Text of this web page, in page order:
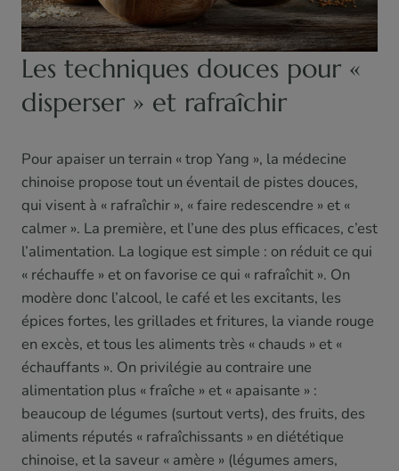
Les techniques douces pour «
disperser » et rafraîchir
Pour apaiser un terrain « trop Yang », la médecine
chinoise propose tout un éventail de pistes douces,
qui visent à « rafraîchir », « faire redescendre » et «
calmer ». La première, et l’une des plus efficaces, c’est
l’alimentation. La logique est simple : on réduit ce qui
« réchauffe » et on favorise ce qui « rafraîchit ». On
modère donc l’alcool, le café et les excitants, les
épices fortes, les grillades et fritures, la viande rouge
en excès, et tous les aliments très « chauds » et «
échauffants ». On privilégie au contraire une
alimentation plus « fraîche » et « apaisante » :
beaucoup de légumes (surtout verts), des fruits, des
aliments réputés « rafraîchissants » en diététique
chinoise, et la saveur « amère » (légumes amers,